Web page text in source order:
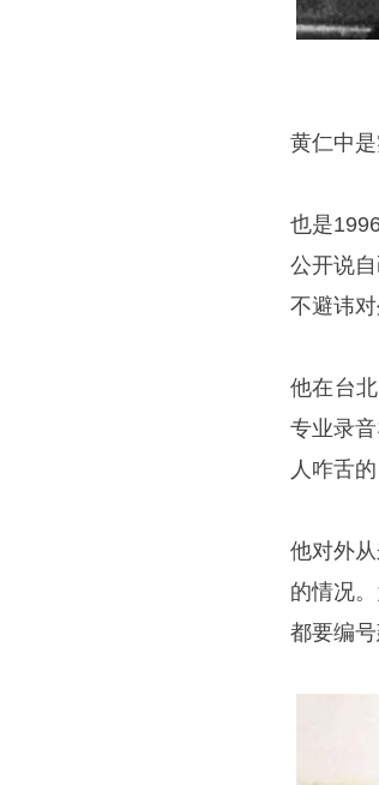
黄仁中
也是
公开说
不避讳
他在台
专业录
人咋舌
他对外
的情况
都要编